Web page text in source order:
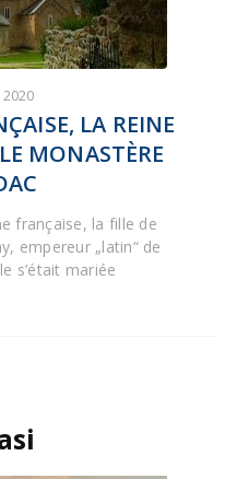
2020
LA REINE
MONASTÈRE
française, la fille de
empereur „latin“ de
s’était mariée